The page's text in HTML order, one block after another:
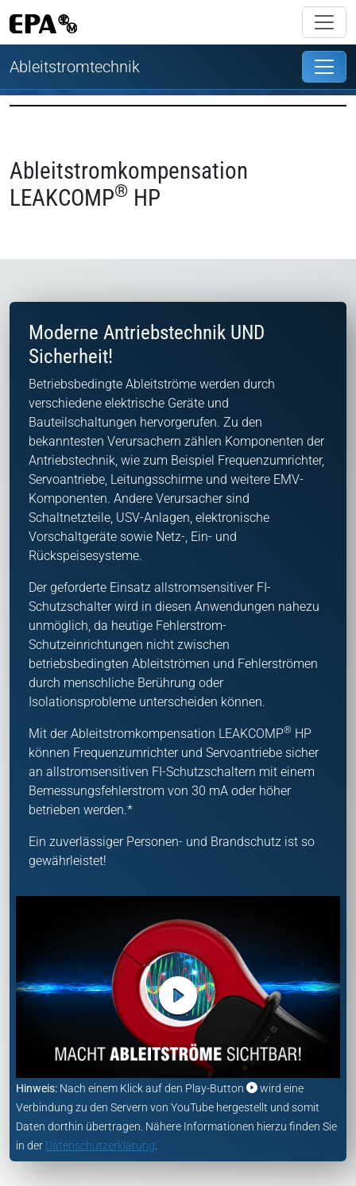
Ableitstromtechnik
Ableitstromkompensation
LEAKCOMP® HP
Moderne Antriebstechnik UND
Sicherheit!
Betriebsbedingte Ableitströme werden durch
verschiedene elektrische Geräte und
Bauteilschaltungen hervorgerufen. Zu den
bekanntesten Verursachern zählen Komponenten der
Antriebstechnik, wie zum Beispiel Frequenzumrichter,
Servoantriebe, Leitungsschirme und weitere EMV-
Komponenten. Andere Verursacher sind
Schaltnetzteile, USV-Anlagen, elektronische
Vorschaltgeräte sowie Netz-, Ein- und
Rückspeisesysteme.
Der geforderte Einsatz allstromsensitiver FI-
Schutzschalter wird in diesen Anwendungen nahezu
unmöglich, da heutige Fehlerstrom-
Schutzeinrichtungen nicht zwischen
betriebsbedingten Ableitströmen und Fehlerströmen
durch menschliche Berührung oder
Isolationsprobleme unterscheiden können.
Mit der Ableitstromkompensation LEAKCOMP® HP
können Frequenzumrichter und Servoantriebe sicher
an allstromsensitiven FI-Schutzschaltern mit einem
Bemessungsfehlerstrom von 30 mA oder höher
betrieben werden.*
Ein zuverlässiger Personen- und Brandschutz ist so
gewährleistet!
Hinweis: Nach einem Klick auf den Play-Button
wird eine
Verbindung zu den Servern von YouTube hergestellt und somit
Daten dorthin übertragen. Nähere Informationen hierzu finden Sie
in der Datenschutzerklärung